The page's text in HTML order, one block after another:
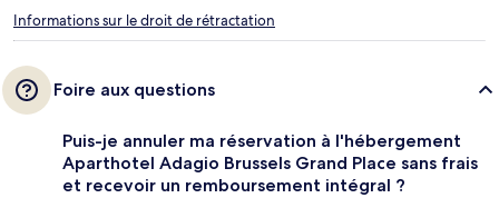
Informations sur le droit de rétractation
Foire aux questions
Puis-je annuler ma réservation à l'hébergement
Aparthotel Adagio Brussels Grand Place sans frais
et recevoir un remboursement intégral ?